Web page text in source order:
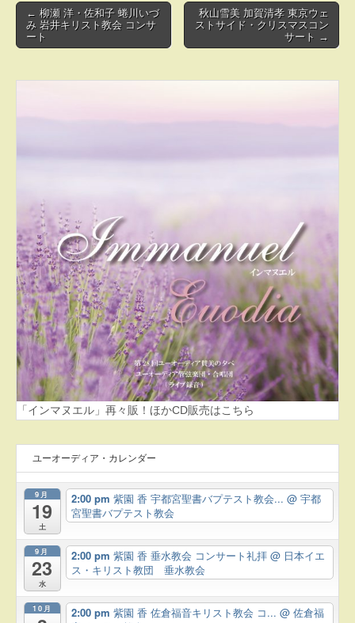
Post
navigation
← 柳瀬 洋・佐和子 蜷川いづ
み 岩井キリスト教会 コンサ
ート
秋山雪美 加賀清孝 東京ウェ
ストサイド・クリスマスコン
サート →
「インマヌエル」再々販！ほかCD販売はこちら
ユーオーディア・カレンダー
9月
19
土
2:00 pm 紫園 香 宇都宮聖書バプテスト教会... @ 宇都
宮聖書バプテスト教会
9月
23
水
2:00 pm 紫園 香 垂水教会 コンサート礼拝 @ 日本イエ
ス・キリスト教団 垂水教会
10月 2:00 pm 紫園 香 佐倉福音キリスト教会 コ... @ 佐倉福